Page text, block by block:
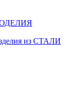
из СТАЛИ